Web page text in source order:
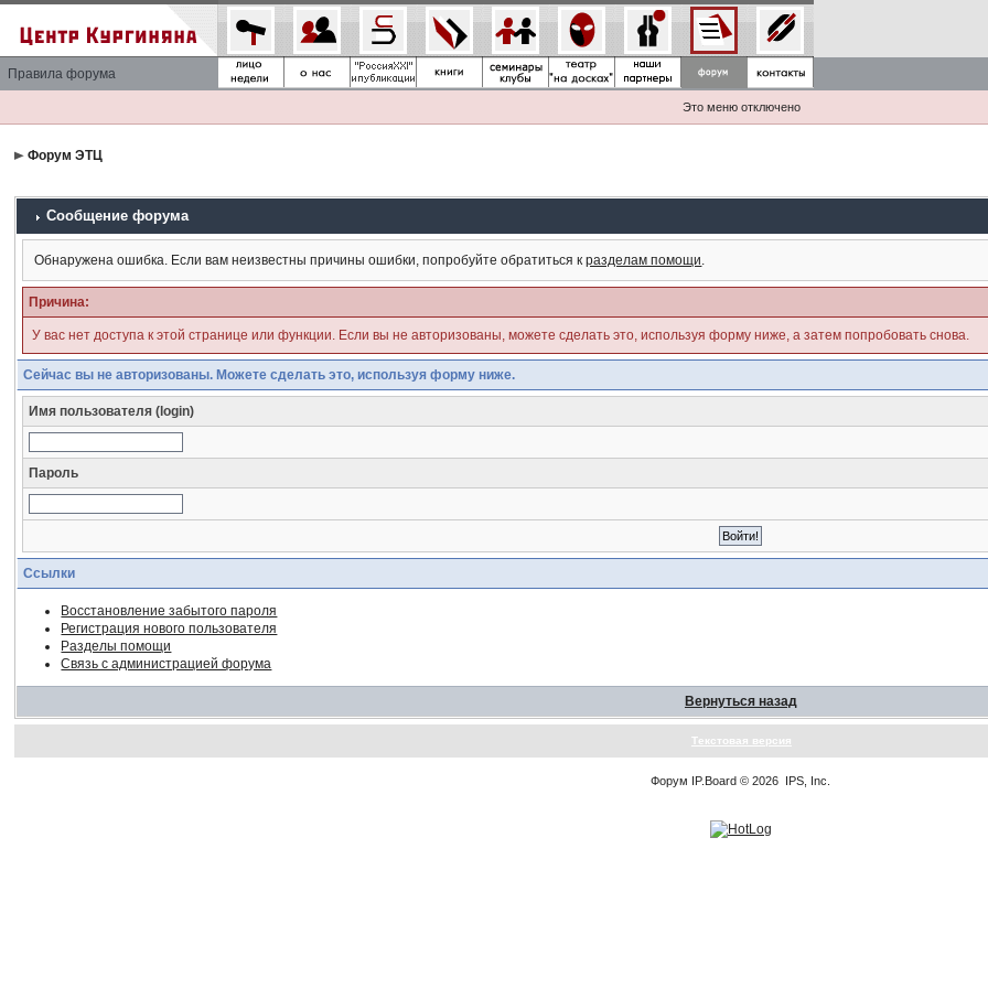
Правила форума
Это меню отключено
Форум ЭТЦ
Сообщение форума
Обнаружена ошибка. Если вам неизвестны причины ошибки, попробуйте обратиться кразделам помощи.
Причина:
У вас нет доступа к этой странице или функции. Если вы не авторизованы, можете сделать это, используя форму ниже, а затем попробовать снова.
Сейчас вы не авторизованы. Можете сделать это, используя форму ниже.
Имя пользователя (login)
Пароль
Ссылки
Восстановление забытого пароля
Регистрация нового пользователя
Разделы помощи
Связь с администрацией форума
Вернуться назад
Текстовая версия
Форум IP.Board © 2026 IPS, Inc